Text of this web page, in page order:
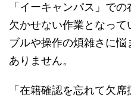
「イーキャンパス」で
欠かせない作業となっ
ブルや操作の煩雑さに悩
ありません。
「在籍確認を忘れて欠